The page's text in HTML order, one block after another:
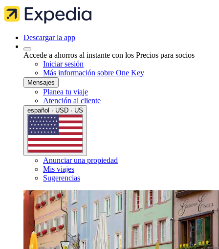
Descargar la app
Accede a ahorros al instante con los Precios para socios
Iniciar sesión
Más información sobre One Key
Mensajes
Planea tu viaje
Atención al cliente
español · USD · US
Anunciar una propiedad
Mis viajes
Sugerencias